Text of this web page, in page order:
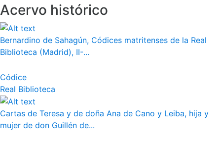
Acervo histórico
Bernardino de Sahagún, Códices matritenses de la Real
Biblioteca (Madrid), II-...
Códice
Real Biblioteca
Cartas de Teresa y de doña Ana de Cano y Leiba, hija y
mujer de don Guillén de...